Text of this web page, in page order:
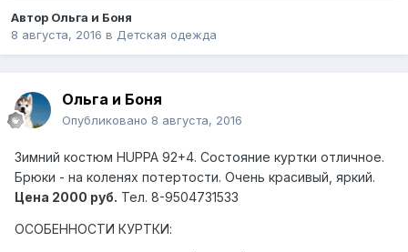
Автор Ольга и Боня
8 августа, 2016 в Детская одежда
Ольга и Боня
Опубликовано 8 августа, 2016
Зимний коcтюм HUPPA 92+4. Состояние куртки отличное.
Брюки - на коленях потертости. Очень красивый, яркий.
Цена 2000 руб. Тел. 8-9504731533
ОСОБЕННОСТИ КУРТКИ: